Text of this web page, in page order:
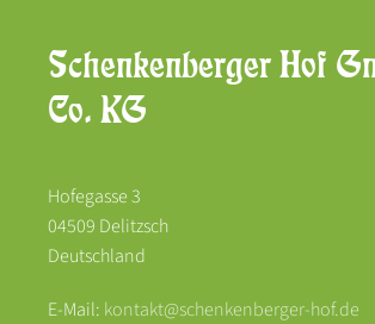
Schenkenberger Hof
Co. KG
Hofegasse 3
04509 Delitzsch
Deutschland
E-Mail: kontakt@schenkenberger-hof.de